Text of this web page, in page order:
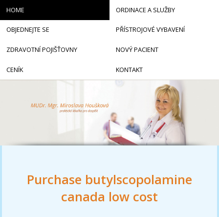
Purchase butylscopolamine
canada low cost
HOME ORDINACE A SLUŽBY
OBJEDNEJTE SE PŘÍSTROJOVÉ VYBAVENÍ
ZDRAVOTNÍ POJIŠŤOVNY NOVÝ PACIENT
CENÍK KONTAKT